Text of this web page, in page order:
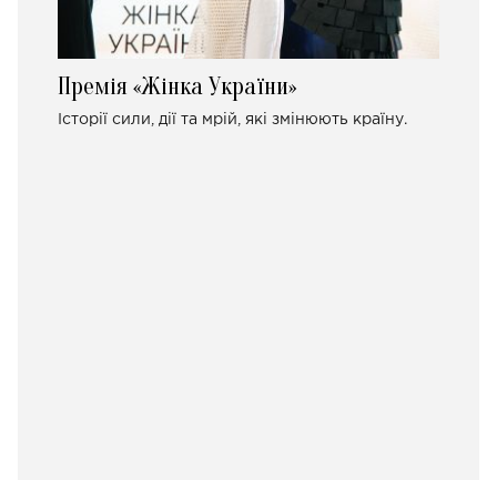
Премія «Жінка України»
Історії сили, дії та мрій, які змінюють країну.